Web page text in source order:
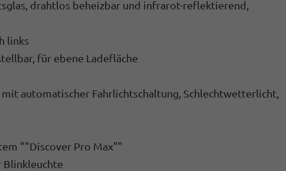
drahtlos beheizbar und infrarot-reflektierend,
links
für ebene Ladefläche
mit automatischer Fahrlichtschaltung, Schlechtwetterlicht,
""Discover Pro Max""
Blinkleuchte